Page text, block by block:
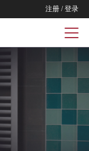
注册 /登录